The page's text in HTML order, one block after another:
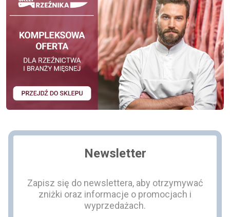
Newsletter
Zapisz się do newslettera, aby otrzymywać
zniżki oraz informacje o promocjach i
wyprzedażach.